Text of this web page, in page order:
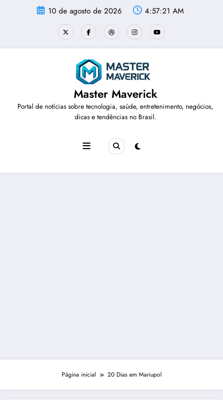
10 de agosto de 2026 4:57:21 AM
Master Maverick
Portal de notícias sobre tecnologia, saúde, entretenimento, negócios,
dicas e tendências no Brasil.
Página inicial 20 Dias em Mariupol